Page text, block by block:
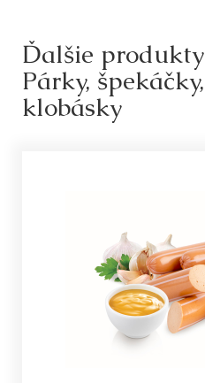
Ďalšie
Párky,
klobásky